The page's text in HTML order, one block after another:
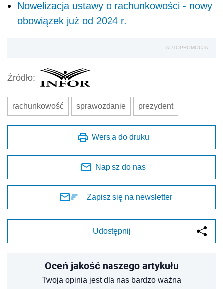
Nowelizacja ustawy o rachunkowości - nowy
obowiązek już od 2024 r.
AUTOPROMOCJA
Źródło:
rachunkowość sprawozdanie prezydent
Wersja do druku
Napisz do nas
Zapisz się na newsletter
Udostępnij
Oceń jakość naszego artykułu
Twoja opinia jest dla nas bardzo ważna